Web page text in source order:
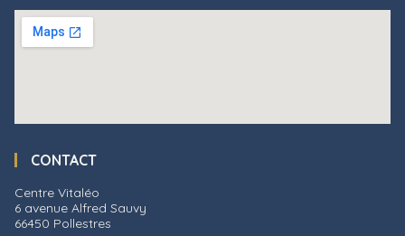
CONTACT
Centre Vitaléo
6 avenue Alfred Sauvy
66450 Pollestres